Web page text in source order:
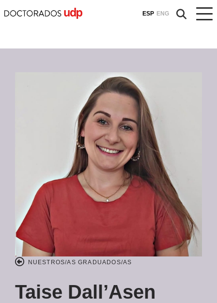
ESP ENG
NUESTROS/AS GRADUADOS/AS
Taise Dall’Asen